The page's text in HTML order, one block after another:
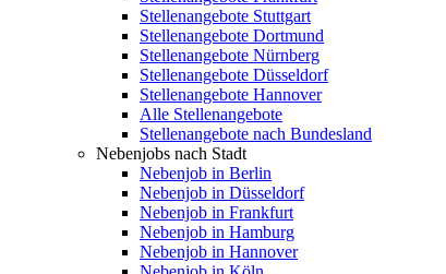
Stellenangebote Stuttgart
Stellenangebote Dortmund
Stellenangebote Nürnberg
Stellenangebote Düsseldorf
Stellenangebote Hannover
Alle Stellenangebote
Stellenangebote nach Bundesland
Nebenjobs nach Stadt
Nebenjob in Berlin
Nebenjob in Düsseldorf
Nebenjob in Frankfurt
Nebenjob in Hamburg
Nebenjob in Hannover